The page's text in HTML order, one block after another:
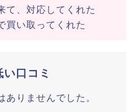
て、対応してくれた
買い取ってくれた
口コミ
ありませんでした。